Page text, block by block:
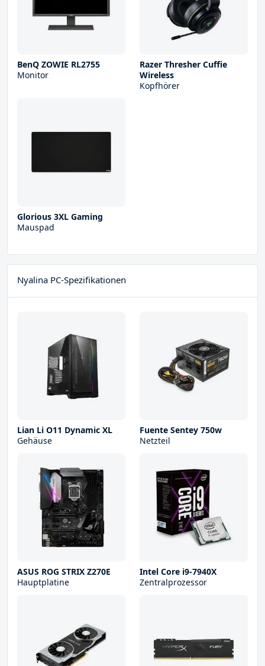
BenQ ZOWIE RL2755
Monitor
Razer Thresher Cuffie
Wireless
Kopfhörer
Glorious 3XL Gaming
Mauspad
Nyalina PC-Spezifikationen
Lian Li O11 Dynamic XL
Gehäuse
Fuente Sentey 750w
Netzteil
ASUS ROG STRIX Z270E
Hauptplatine
Intel Core i9-7940X
Zentralprozessor